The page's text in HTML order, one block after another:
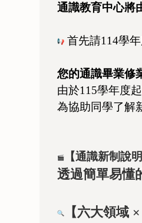
通識教育中心將
首先請114學
您的通識畢業修
由於115學年度
為協助同學了解
【通識新制說
透過簡單易懂
【六大領域 ×